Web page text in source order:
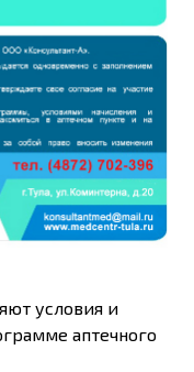
условия и
аптечного